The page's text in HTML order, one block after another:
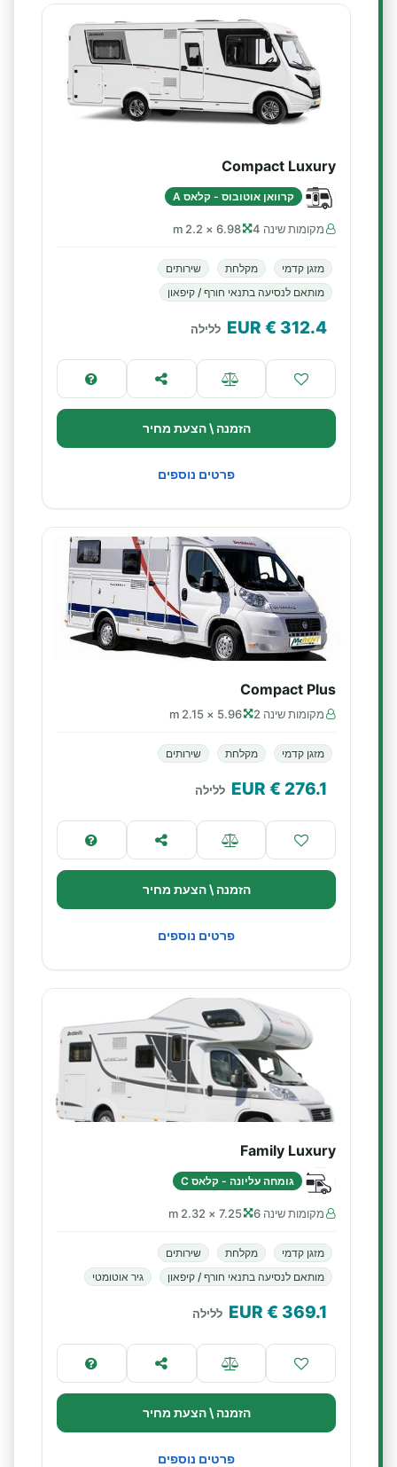
Compact Luxury
קרוואן אוטובוס - קלאס A
מקומות שינה 4 6.98 × 2.2 m
מזגן קדמי מקלחת
שירותים
מותאם לנסיעה בתנאי חורף / קיפאון
312.4
€ EUR ללילה
הזמנה \ הצעת מחיר
פרטים נוספים
Compact Plus
מקומות שינה 2 5.96 × 2.15 m
מזגן קדמי מקלחת שירותים
276.1
€ EUR ללילה
הזמנה \ הצעת מחיר
פרטים נוספים
Family Luxury
גומחה עליונה - קלאס C
מקומות שינה 6 7.25 × 2.32 m
מזגן קדמי מקלחת
שירותים
מותאם לנסיעה בתנאי חורף / קיפאון
גיר אוטומטי
369.1
€ EUR ללילה
הזמנה \ הצעת מחיר
פרטים נוספים